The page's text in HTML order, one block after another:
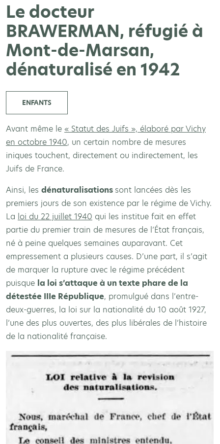
Le docteur
BRAWERMAN, réfugié à
Mont-de-Marsan,
dénaturalisé en 1942
ENFANTS
Avant même le « Statut des Juifs », élaboré par Vichy
en octobre 1940, un certain nombre de mesures
iniques touchent, directement ou indirectement, les
Juifs de France.
Ainsi, les dénaturalisations sont lancées dès les
premiers jours de son existence par le régime de Vichy.
La loi du 22 juillet 1940 qui les institue fait en effet
partie du premier train de mesures de l’État français,
né à peine quelques semaines auparavant. Cet
empressement a plusieurs causes. D’une part, il s’agit
de marquer la rupture avec le régime précédent
puisque la loi s’attaque à un texte phare de la
détestée IIIe République, promulgué dans l’entre-
deux-guerres, la loi sur la nationalité du 10 août 1927,
l’une des plus ouvertes, des plus libérales de l’histoire
de la nationalité française.